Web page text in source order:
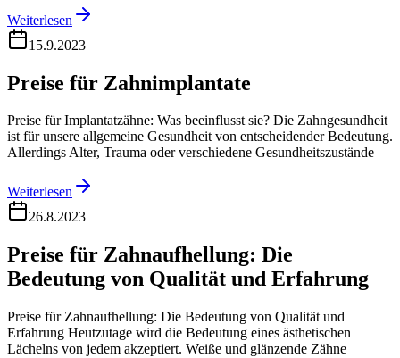
Weiterlesen
15.9.2023
Preise für Zahnimplantate
Preise für Implantatzähne: Was beeinflusst sie? Die Zahngesundheit
ist für unsere allgemeine Gesundheit von entscheidender Bedeutung.
Allerdings Alter, Trauma oder verschiedene Gesundheitszustände
Weiterlesen
26.8.2023
Preise für Zahnaufhellung: Die
Bedeutung von Qualität und Erfahrung
Preise für Zahnaufhellung: Die Bedeutung von Qualität und
Erfahrung Heutzutage wird die Bedeutung eines ästhetischen
Lächelns von jedem akzeptiert. Weiße und glänzende Zähne